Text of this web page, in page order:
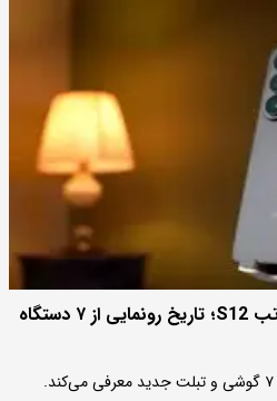
از گلکسی S26 FE تا گلکسی تب S12؛ تاریخ رونمایی از ۷ دستگاه